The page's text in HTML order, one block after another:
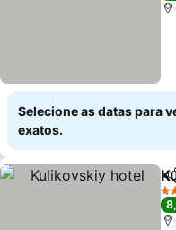
Selecione as datas para
exatos.
3